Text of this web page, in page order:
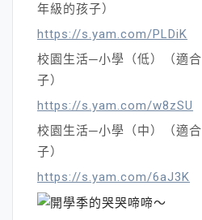
年級的孩子）
https://s.yam.com/PLDiK
校園生活─小學（低）（適
子）
https://s.yam.com/w8zSU
校園生活─小學（中）（適
子）
https://s.yam.com/6aJ3K